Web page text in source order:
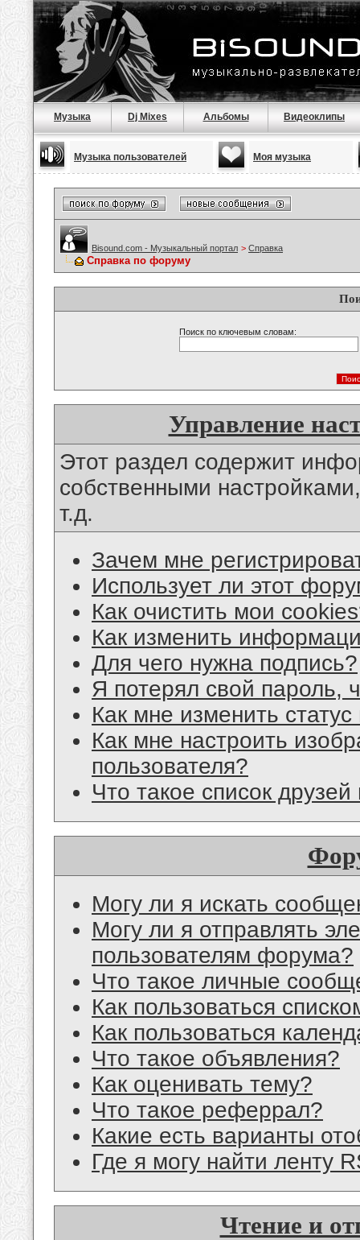
Музыка Dj Mixes Альбомы Видеоклипы
Музыка пользователей Моя музыка
Bisound.com - Музыкальный портал > Справка
Справка по форуму
Поиск по ключевым словам:
Управление
Этот раздел содержит
собственными
т.д.
Зачем мне
Использует ли этот
Как очистить мои
Как изменить
Для чего нужна подпись?
Я потерял свой пароль,
Как мне изменить
Как мне настроить
пользователя?
Что такое список
Могу ли я искать
Могу ли я отправлять
пользователям форума?
Что такое личные
Как пользоваться
Как пользоваться
Что такое объявления?
Как оценивать тему?
Что такое реферрал?
Какие есть варианты
Где я могу найти ленту
Чтение и